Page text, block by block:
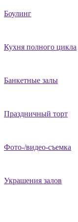
Боулинг
Кухня полного цикла
Банкетные залы
Праздничный торт
Фото-/видео-съемка
Украшения залов